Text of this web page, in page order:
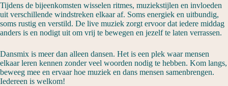
Tijdens de bijeenkomsten wisselen ritmes, muziekstijlen en invloeden
uit verschillende windstreken elkaar af. Soms energiek en uitbundig,
soms rustig en verstild. De live muziek zorgt ervoor dat iedere middag
anders is en nodigt uit om vrij te bewegen en jezelf te laten verrassen.
Dansmix is meer dan alleen dansen. Het is een plek waar mensen
elkaar leren kennen zonder veel woorden nodig te hebben. Kom langs,
beweeg mee en ervaar hoe muziek en dans mensen samenbrengen.
Iedereen is welkom!